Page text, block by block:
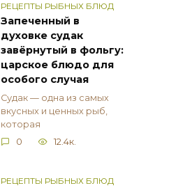
РЕЦЕПТЫ РЫБНЫХ БЛЮД
Запеченный в
духовке судак
завёрнутый в фольгу:
царское блюдо для
особого случая
Судак — одна из самых
вкусных и ценных рыб,
которая
0
12.4к.
РЕЦЕПТЫ РЫБНЫХ БЛЮД